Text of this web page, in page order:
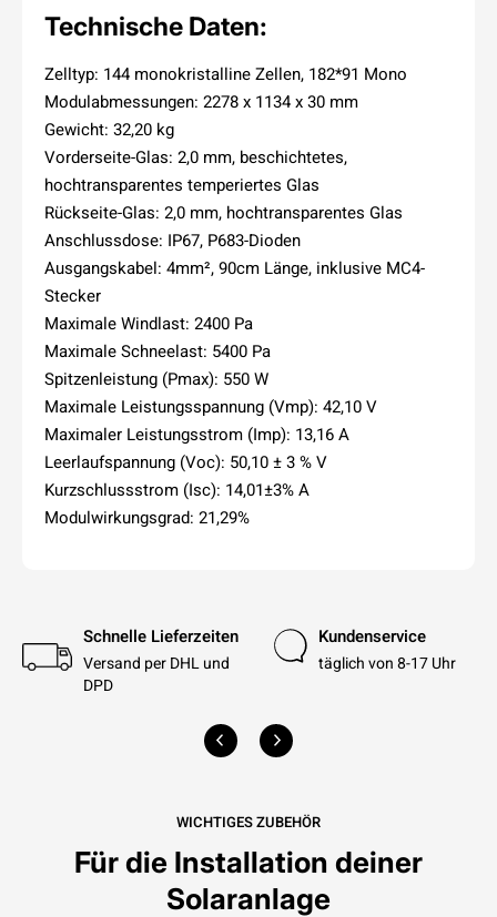
Technische Daten:
Zelltyp: 144 monokristalline Zellen, 182*91 Mono
Modulabmessungen: 2278 x 1134 x 30 mm
Gewicht: 32,20 kg
Vorderseite-Glas: 2,0 mm, beschichtetes,
hochtransparentes temperiertes Glas
Rückseite-Glas: 2,0 mm, hochtransparentes Glas
Anschlussdose: IP67, P683-Dioden
Ausgangskabel: 4mm², 90cm Länge, inklusive MC4-
Stecker
Maximale Windlast: 2400 Pa
Maximale Schneelast: 5400 Pa
Spitzenleistung (Pmax): 550 W
Maximale Leistungsspannung (Vmp): 42,10 V
Maximaler Leistungsstrom (Imp): 13,16 A
Leerlaufspannung (Voc): 50,10 ± 3 % V
Kurzschlussstrom (Isc): 14,01±3% A
Modulwirkungsgrad: 21,29%
Schnelle Lieferzeiten
Versand per DHL und
DPD
Kundenservice
täglich von 8-17 Uhr
WICHTIGES ZUBEHÖR
Für die Installation deiner
Solaranlage